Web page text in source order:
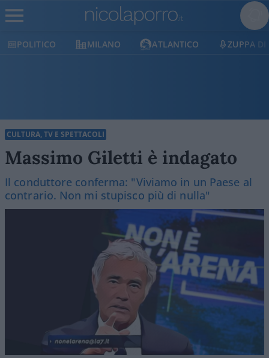
POLITICO MILANO ATLANTICO ZUPPA DI
CULTURA, TV E SPETTACOLI
Massimo Giletti è indagato
Il conduttore conferma: "Viviamo in un Paese al
contrario. Non mi stupisco più di nulla"